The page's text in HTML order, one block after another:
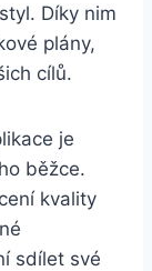
Díky nim
plány,
cílů.
je
běžce.
kvality
sdílet své